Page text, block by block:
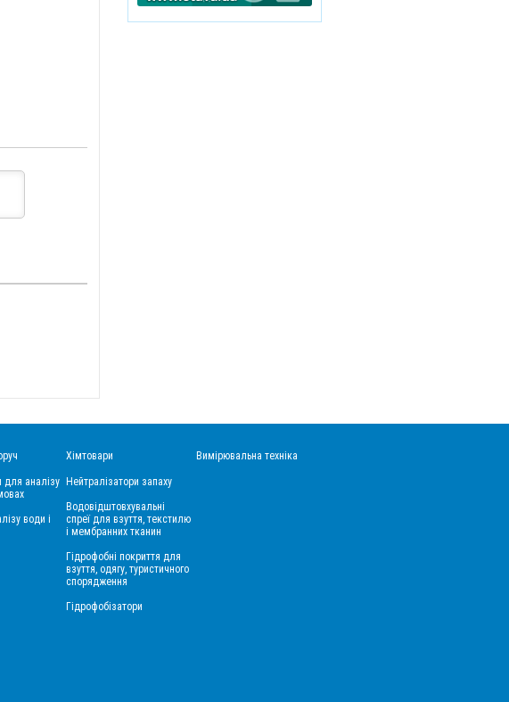
для аналізу
води і
Хімтовари
Нейтралізатори запаху
Водовідштовхувальні
спреї для взуття, текстилю
і мембранних тканин
Гідрофобні покриття для
взуття, одягу, туристичного
спорядження
Гідрофобізатори
Вимірювальна техніка